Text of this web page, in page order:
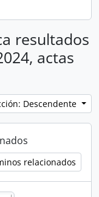
resultados
actas
Descendente
relacionados